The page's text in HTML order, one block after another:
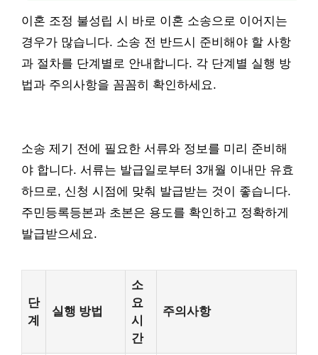
이혼 조정 불성립 시 바로 이혼 소송으로 이어지는
경우가 많습니다. 소송 전 반드시 준비해야 할 사항
과 절차를 단계별로 안내합니다. 각 단계별 실행 방
법과 주의사항을 꼼꼼히 확인하세요.
소송 제기 전에 필요한 서류와 정보를 미리 준비해
야 합니다. 서류는 발급일로부터 3개월 이내만 유효
하므로, 신청 시점에 맞춰 발급받는 것이 좋습니다.
주민등록등본과 초본은 용도를 확인하고 정확하게
발급받으세요.
단
계
실행 방법
소
요
시
간
주의사항